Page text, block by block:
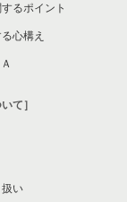
るポイント
心構え
て］
い